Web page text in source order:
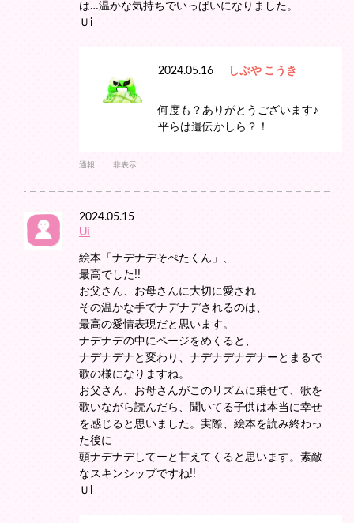
は…温かな気持ちでいっぱいになりました。
Ｕi
2024.05.16 しぶや こうき
何度も？ありがとうございます♪
平らは遺伝かしら？！
通報 非表示
2024.05.15
Ui
絵本「ナデナデそぺたくん」、
最高でした!!
お父さん、お母さんに大切に愛され
その温かな手でナデナデされるのは、
最高の愛情表現だと思います。
ナデナデの中にページをめくると、
ナデナデナと変わり、ナデナデナデナーとまるで
歌の様になりますね。
お父さん、お母さんがこのリズムに乗せて、歌を
歌いながら読んだら、聞いてる子供は本当に幸せ
を感じると思いました。実際、絵本を読み終わっ
た後に
頭ナデナデしてーと甘えてくると思います。素敵
なスキンシップですね!!
Ｕi